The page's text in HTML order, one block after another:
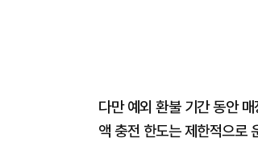
다만 예외 환불 기간 동안
액 충전 한도는 제한적으로